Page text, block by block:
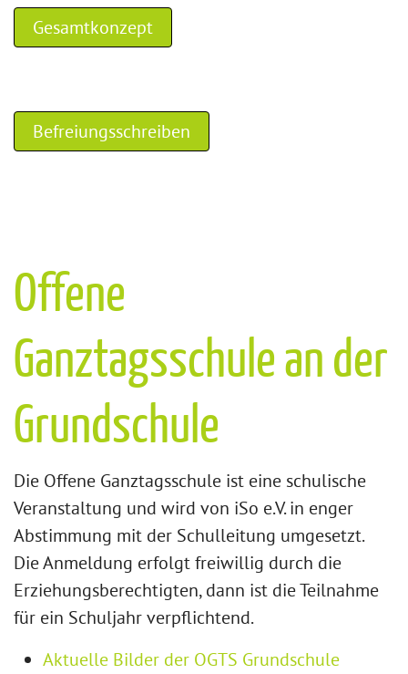
Gesamtkonzept
Befreiungsschreiben
Offene
Ganztagsschule an der
Grundschule
Die Offene Ganztagsschule ist eine schulische
Veranstaltung und wird von iSo e.V. in enger
Abstimmung mit der Schulleitung umgesetzt.
Die Anmeldung erfolgt freiwillig durch die
Erziehungsberechtigten, dann ist die Teilnahme
für ein Schuljahr verpflichtend.
Aktuelle Bilder der OGTS Grundschule